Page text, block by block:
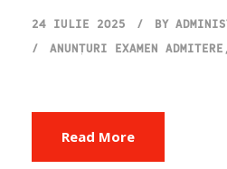
24 IULIE 2025 BY
ANUNȚURI EXAMEN ADMITERE ,
Read More